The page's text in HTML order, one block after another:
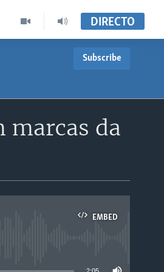
DIRECTO
Subscribe
marcas da
EMBED